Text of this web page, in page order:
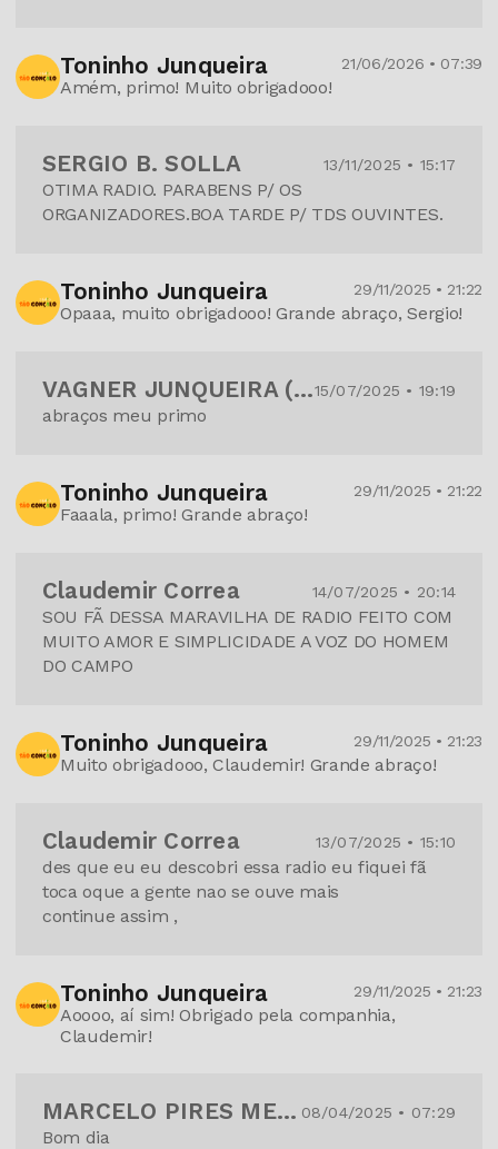
Toninho Junqueira 21/06/2026 • 07:39
Amém, primo! Muito obrigadooo!
SERGIO B. SOLLA 13/11/2025 • 15:17
OTIMA RADIO. PARABENS P/ OS
ORGANIZADORES.BOA TARDE P/ TDS OUVINTES.
Toninho Junqueira 29/11/2025 • 21:22
Opaaa, muito obrigadooo! Grande abraço, Sergio!
VAGNER JUNQUEIRA (GUINHO)15/07/2025 • 19:19
abraços meu primo
Toninho Junqueira 29/11/2025 • 21:22
Faaala, primo! Grande abraço!
Claudemir Correa 14/07/2025 • 20:14
SOU FÃ DESSA MARAVILHA DE RADIO FEITO COM
MUITO AMOR E SIMPLICIDADE A VOZ DO HOMEM
DO CAMPO
Toninho Junqueira 29/11/2025 • 21:23
Muito obrigadooo, Claudemir! Grande abraço!
Claudemir Correa 13/07/2025 • 15:10
des que eu eu descobri essa radio eu fiquei fã
toca oque a gente nao se ouve mais
continue assim ,
Toninho Junqueira 29/11/2025 • 21:23
Aoooo, aí sim! Obrigado pela companhia,
Claudemir!
MARCELO PIRES MERENDA 08/04/2025 • 07:29
Bom dia